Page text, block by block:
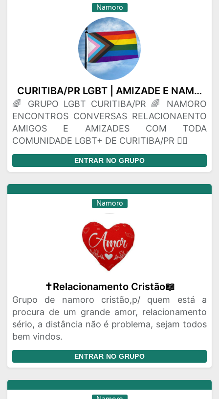
Namoro
CURITIBA/PR LGBT | AMIZADE E NAMORO | ACESSE O NOSSO GRUPO
🌈 GRUPO LGBT CURITIBA/PR 🌈 NAMORO
ENCONTROS CONVERSAS RELACIONAENTO
AMIGOS E AMIZADES COM TODA
COMUNIDADE LGBT+ DE CURITIBA/PR 🏳️‍🌈
ENTRAR NO GRUPO
Namoro
✝️Relacionamento Cristão📖
Grupo de namoro cristão,p/ quem está a
procura de um grande amor, relacionamento
sério, a distância não é problema, sejam todos
bem vindos.
ENTRAR NO GRUPO